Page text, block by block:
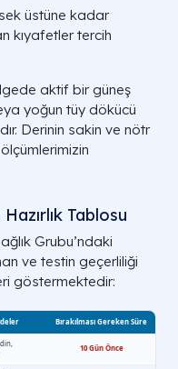
üstüne kadar
kıyafetler tercih
aktif bir güneş
yoğun tüy dökücü
Derinin sakin ve nötr
Tablosu
Grubu’ndaki
ve testin geçerliliği
göstermektedir: